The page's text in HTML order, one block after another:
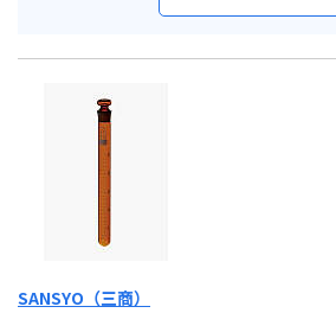
SANSYO（三商）